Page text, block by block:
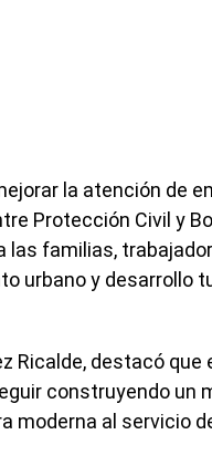
la atención de
Protección Civil y
las familias,
urbano y desarrollo
Ricalde, destacó que
construyendo un
moderna al servicio